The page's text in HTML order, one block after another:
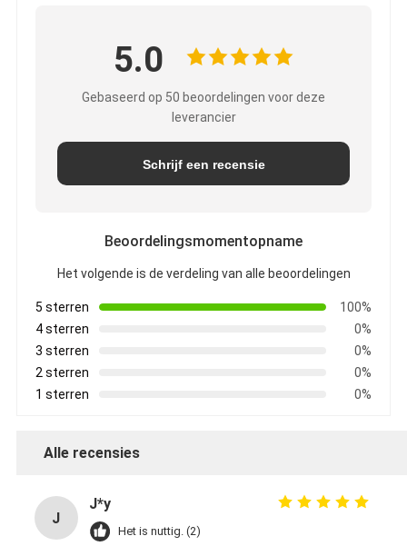
5.0
Gebaseerd op 50 beoordelingen voor deze
leverancier
Schrijf een recensie
Beoordelingsmomentopname
Het volgende is de verdeling van alle beoordelingen
5 sterren
100%
4 sterren
0%
3 sterren
0%
2 sterren
0%
1 sterren
0%
Alle recensies
J
J*y
Het is nuttig. (2)